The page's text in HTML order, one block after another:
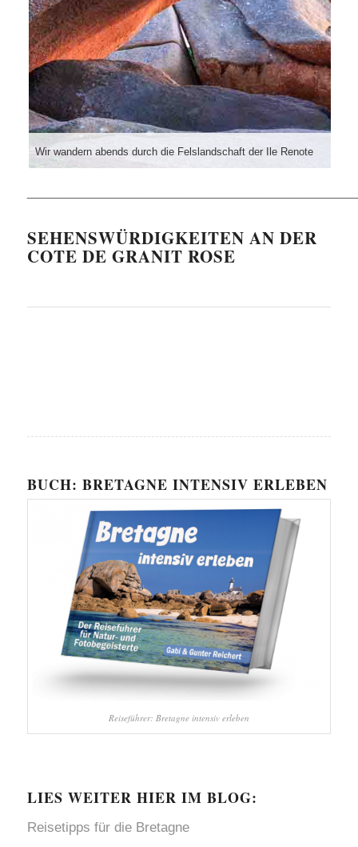
Wir wandern abends durch die Felslandschaft der Ile Renote
SEHENSWÜRDIGKEITEN AN DER
COTE DE GRANIT ROSE
BUCH: BRETAGNE INTENSIV ERLEBEN
Reiseführer: Bretagne intensiv erleben
LIES WEITER HIER IM BLOG:
Reisetipps für die Bretagne